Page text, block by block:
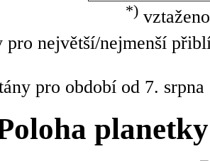
*)
největší/nejmenší
pro období od 7.